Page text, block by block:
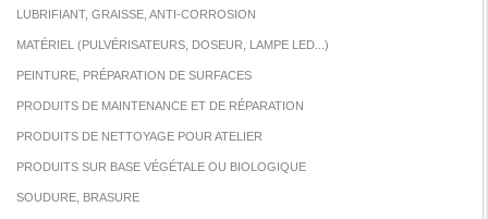
LUBRIFIANT, GRAISSE, ANTI-CORROSION
MATÉRIEL (PULVÉRISATEURS, DOSEUR, LAMPE LED...)
PEINTURE, PRÉPARATION DE SURFACES
PRODUITS DE MAINTENANCE ET DE RÉPARATION
PRODUITS DE NETTOYAGE POUR ATELIER
PRODUITS SUR BASE VÉGÉTALE OU BIOLOGIQUE
SOUDURE, BRASURE